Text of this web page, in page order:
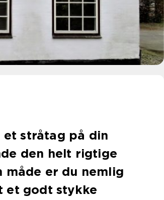
stråtag på din
den helt rigtige
måde er du nemlig
et godt stykke